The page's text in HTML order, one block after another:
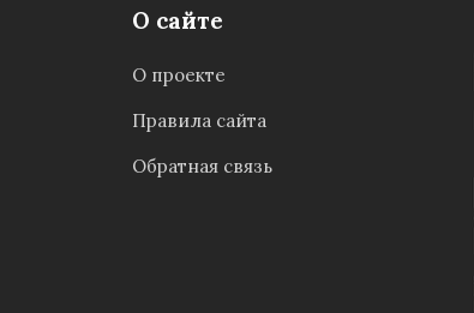
О сайте
О проекте
Правила сайта
Обратная связь